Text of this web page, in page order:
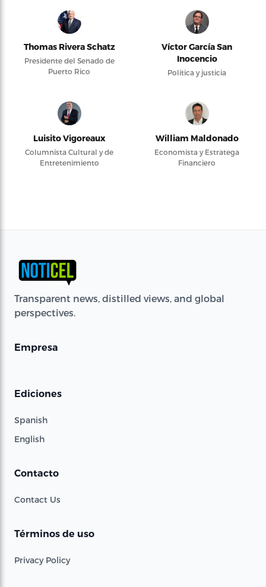
Thomas Rivera Schatz
Presidente del Senado de
Puerto Rico
Víctor García San
Inocencio
Política y justicia
Luisito Vigoreaux
Columnista Cultural y de
Entretenimiento
William Maldonado
Economista y Estratega
Financiero
Transparent news, distilled views, and global
perspectives.
Empresa
Ediciones
Spanish
English
Contacto
Contact Us
Términos de uso
Privacy Policy